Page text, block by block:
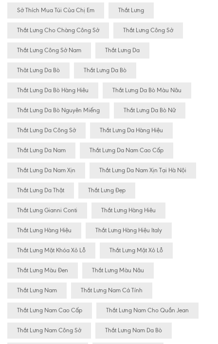
Sở Thích Mua Túi Của Chị Em Thắt Lưng
Thắt Lưng Cho Chàng Công Sở Thắt Lưng Công Sở
Thắt Lưng Công Sở Nam Thắt Lưng Da
Thăt Lưng Da Bò Thắt Lưng Da Bò
Thắt Lưng Da Bò Hàng Hiêu Thắt Lưng Da Bò Màu Nâu
Thắt Lưng Da Bò Nguyên Miếng Thắt Lưng Da Bò Nữ
Thắt Lưng Da Công Sở Thắt Lưng Da Hàng Hiệu
Thắt Lưng Da Nam Thắt Lưng Da Nam Cao Cấp
Thắt Lưng Da Nam Xịn Thắt Lưng Da Nam Xịn Tại Hà Nội
Thắt Lưng Da Thật Thắt Lưng Đẹp
Thắt Lưng Gianni Conti Thắt Lưng Hàng Hiêu
Thắt Lưng Hàng Hiệu Thắt Lưng Hàng Hiệu Italy
Thắt Lưng Mặt Khóa Xỏ Lỗ Thắt Lưng Mặt Xỏ Lỗ
Thắt Lưng Màu Đen Thắt Lưng Màu Nâu
Thắt Lưng Nam Thắt Lưng Nam Cá Tính
Thắt Lưng Nam Cao Cấp Thắt Lưng Nam Cho Quần Jean
Thắt Lưng Nam Công Sở Thắt Lưng Nam Da Bò